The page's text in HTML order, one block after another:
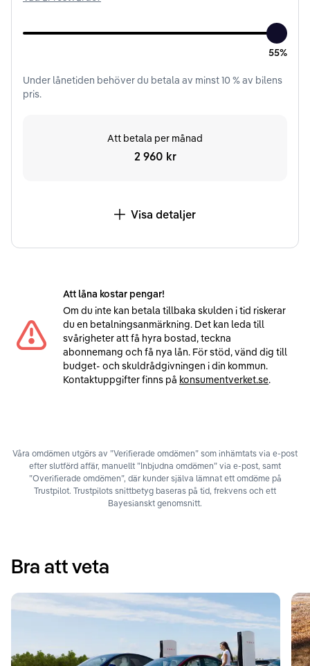
55%
Under lånetiden behöver du betala av minst10% av bilens
pris.
Att betala per månad
2 960 kr
Visa detaljer
Att låna kostar pengar!
Om du inte kan betala tillbaka skulden i tid riskerar
du en betalningsanmärkning. Det kan leda till
svårigheter att få hyra bostad, teckna
abonnemang och få nya lån. För stöd, vänd dig till
budget- och skuldrådgivningen i din kommun.
Kontaktuppgifter finns på konsumentverket.se.
Våra omdömen utgörs av ”Verifierade omdömen” som inhämtats via e-post
efter slutförd affär, manuellt ”Inbjudna omdömen” via e-post, samt
”Overifierade omdömen”, där kunder själva lämnat ett omdöme på
Trustpilot. Trustpilots snittbetyg baseras på tid, frekvens och ett
Bayesianskt genomsnitt.
Bra att veta